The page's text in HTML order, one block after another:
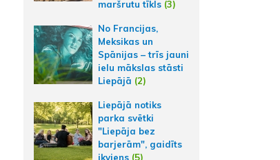
maršrutu tīkls (3)
No Francijas,
Meksikas un
Spānijas – trīs jauni
ielu mākslas stāsti
Liepājā (2)
Liepājā notiks
parka svētki
"Liepāja bez
barjerām", gaidīts
ikviens (5)